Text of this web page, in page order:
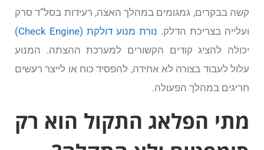
קשה בבקרים, גמגומים במהלך האצה, רעידות בסל”ד סרק
ועלייה בצריכת הדלק. נורת מנוע דולקת (Check Engine)
יכולה להציג קודים הקשורים למערכת ההצתה. המנוע
עלול לעבוד בצורה לא אחידה, להפסיד כוח או לייצר רעשים
חריגים במהלך הפעולה.
מתי הפלאג התקול הוא רק